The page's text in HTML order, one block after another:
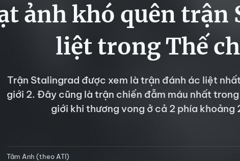
ảnh khó quên trận
liệt trong Thế
Trận Stalingrad được xem là trận đánh ác liệt
giới 2. Đây cũng là trận chiến đẫm máu nhất
giới khi thương vong ở cả 2 phía khoảng
Tâm Anh (theo ATI)